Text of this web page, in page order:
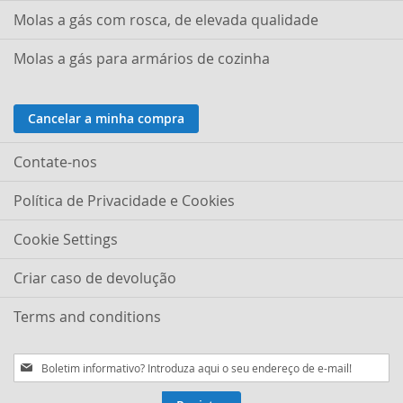
Molas a gás com rosca, de elevada qualidade
Molas a gás para armários de cozinha
Cancelar a minha compra
Contate-nos
Política de Privacidade e Cookies
Cookie Settings
Criar caso de devolução
Terms and conditions
Subscreva
a